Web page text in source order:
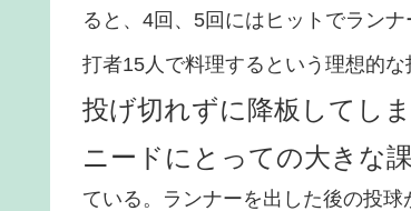
ると、4回、5回にはヒットでラン
打者15人で料理するという理想的な
投げ切れずに降板してし
ニードにとっての大きな
ている。ランナーを出した後の投